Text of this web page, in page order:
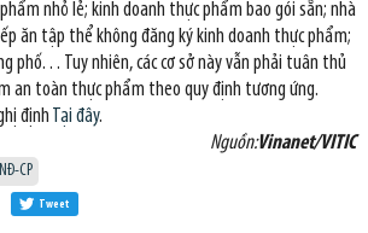
nhỏ lẻ; kinh doanh thực phẩm bao gói sẵn; nhà
ăn tập thể không đăng ký kinh doanh thực phẩm;
phố… Tuy nhiên, các cơ sở này vẫn phải tuân thủ
an toàn thực phẩm theo quy định tương ứng.
định Tại đây.
Nguồn:Vinanet/VITIC
CP
Tweet